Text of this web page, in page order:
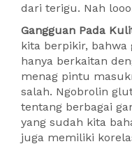
dari terigu. Nah
Gangguan Pada
kita berpikir, bahwa
hanya berkaitan
menag pintu
salah. Ngobrolin
tentang berbagai
yang sudah kita
juga memiliki